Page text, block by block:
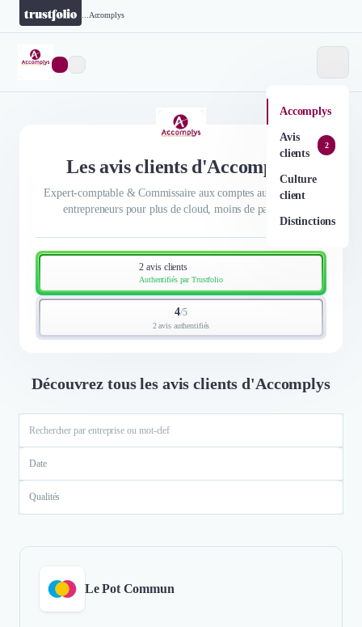
Accomplys
Accomplys
Avis
clients
2
Culture
client
Distinctions
Les avis clients d'Accomplys
Expert-comptable & Commissaire aux comptes au service des
entrepreneurs pour plus de cloud, moins de paperasse
2 avis clients
Authentifiés par Trustfolio
4/5
2 avis authentifiés
Découvrez tous les avis clients d'Accomplys
Date
Qualités
Le Pot Commun